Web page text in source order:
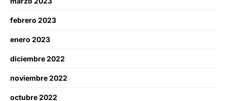
febrero 2023
enero 2023
diciembre 2022
noviembre 2022
octubre 2022